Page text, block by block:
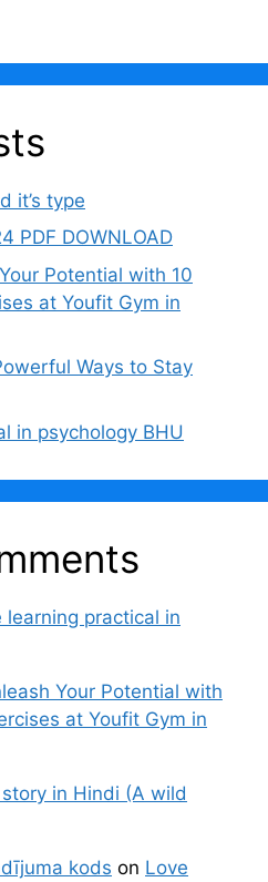
it’s type
PDF DOWNLOAD
Potential with 10
at Youfit Gym in
Ways to Stay
in psychology BHU
learning practical in
Your Potential with
at Youfit Gym in
in Hindi (A wild
kods on Love